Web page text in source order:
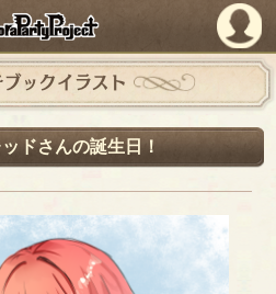
PandoraPartyProject
ブックイラスト
ドさんの誕生日！